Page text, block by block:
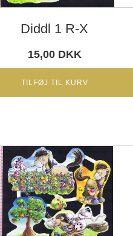
Diddl 1 R-X
15,00 DKK
TILFØJ TIL KURV